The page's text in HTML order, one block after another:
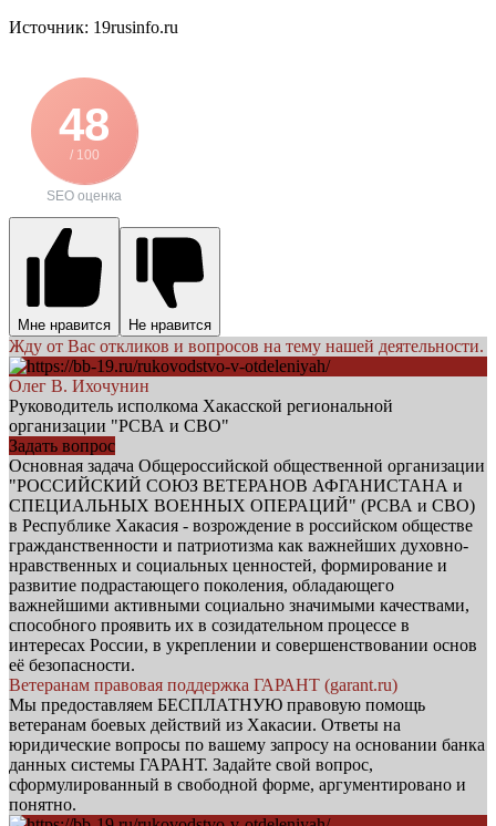
Источник: 19rusinfo.ru
48
/ 100
SEO оценка
Мне нравится Не нравится
Жду от Вас откликов и вопросов на тему нашей деятельности.
Олег В. Ихочунин
Руководитель исполкома Хакасской региональной
организации "РСВА и СВО"
Задать вопрос
Основная задача Общероссийской общественной организации
"РОССИЙСКИЙ СОЮЗ ВЕТЕРАНОВ АФГАНИСТАНА и
СПЕЦИАЛЬНЫХ ВОЕННЫХ ОПЕРАЦИЙ" (РСВА и СВО)
в Республике Хакасия - возрождение в российском обществе
гражданственности и патриотизма как важнейших духовно-
нравственных и социальных ценностей, формирование и
развитие подрастающего поколения, обладающего
важнейшими активными социально значимыми качествами,
способного проявить их в созидательном процессе в
интересах России, в укреплении и совершенствовании основ
её безопасности.
Ветеранам правовая поддержка ГАРАНТ (garant.ru)
Мы предоставляем БЕСПЛАТНУЮ правовую помощь
ветеранам боевых действий из Хакасии. Ответы на
юридические вопросы по вашему запросу на основании банка
данных системы ГАРАНТ. Задайте свой вопрос,
сформулированный в свободной форме, аргументировано и
понятно.